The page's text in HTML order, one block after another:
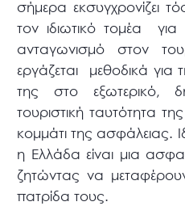
σήμερα εκσυγχρονίζει
τον ιδιωτικό τομέα για
ανταγωνισμό στον
εργάζεται μεθοδικά για
της στο εξωτερικό,
τουριστική ταυτότητα
κομμάτι της ασφάλειας.
η Ελλάδα είναι μια
ζητώντας να
πατρίδα τους.